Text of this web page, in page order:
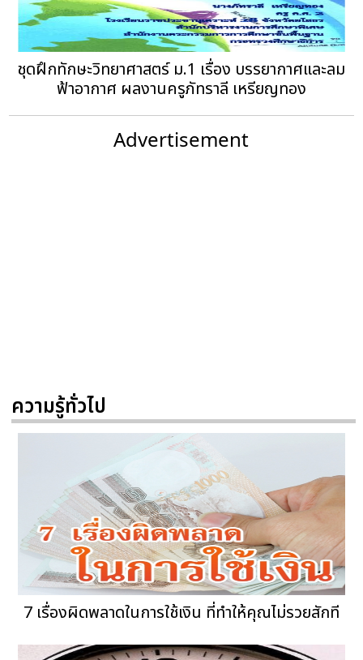
ชุดฝึกทักษะวิทยาศาสตร์ ม.1 เรื่อง บรรยากาศและลม
ฟ้าอากาศ ผลงานครูภัทราลี เหรียญทอง
Advertisement
ความรู้ทั่วไป
7 เรื่องผิดพลาดในการใช้เงิน ที่ทำให้คุณไม่รวยสักที